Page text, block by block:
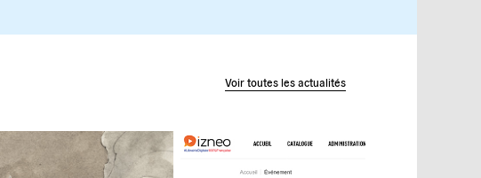
Voir toutes les actualités